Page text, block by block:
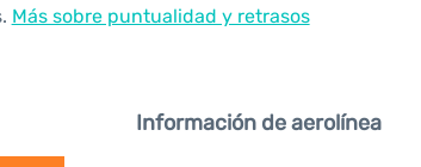
Más sobre puntualidad y retrasos
Información de aerolínea